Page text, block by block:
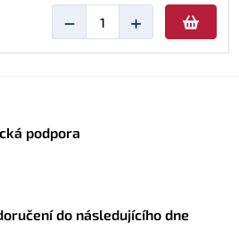
− +
podpora
do následujícího dne